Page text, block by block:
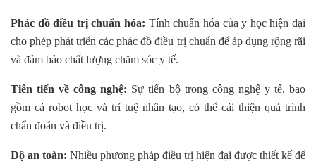
Phác đồ điều trị chuẩn hóa: Tính chuẩn hóa của y học hiện đại
cho phép phát triển các phác đồ điều trị chuẩn để áp dụng rộng rãi
và đảm bảo chất lượng chăm sóc y tế.
Tiên tiến về công nghệ: Sự tiến bộ trong công nghệ y tế, bao
gồm cả robot học và trí tuệ nhân tạo, có thể cải thiện quá trình
chẩn đoán và điều trị.
Độ an toàn: Nhiều phương pháp điều trị hiện đại được thiết kế để